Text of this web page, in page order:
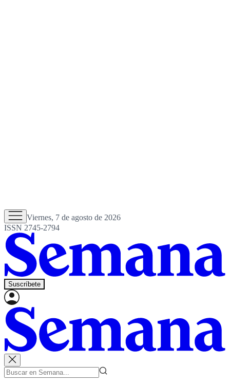
Viernes, 7 de agosto de 2026
ISSN 2745-2794
Suscríbete